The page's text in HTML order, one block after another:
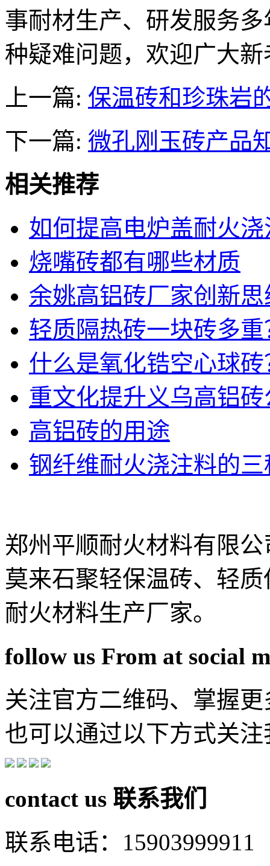
事耐材生产、研发服务
种疑难问题，欢迎广大
上一篇: 保温砖和珍珠岩
下一篇: 微孔刚玉砖产品
相关推荐
如何提高电炉盖耐火
烧嘴砖都有哪些材质
余姚高铝砖厂家创新
轻质隔热砖一块砖多重
什么是氧化锆空心球砖
重文化提升义乌高铝
高铝砖的用途
钢纤维耐火浇注料的
郑州平顺耐火材料有限
莫来石聚轻保温砖、轻
耐火材料生产厂家。
follow us From at social
关注官方二维码、掌握
也可以通过以下方式关注
contact us 联系我们
联系电话：15903999911